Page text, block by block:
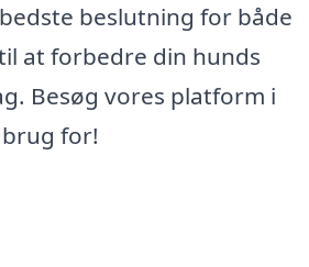
beslutning for både
at forbedre din hunds
Besøg vores platform i
for!